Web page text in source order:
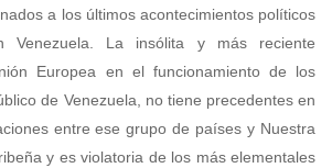
a los últimos acontecimientos políticos
Venezuela. La insólita y más reciente
Europea en el funcionamiento de los
de Venezuela, no tiene precedentes en
entre ese grupo de países y Nuestra
y es violatoria de los más elementales